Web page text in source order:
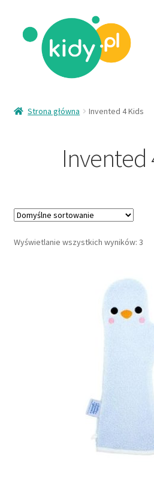
Logowanie
Rejestracja
Strona główna Invented 4 Kids
Invented
Wyświetlanie wszystkich wyników: 3